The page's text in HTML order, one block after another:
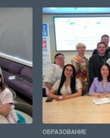
ОБРАЗОВАНИЕ